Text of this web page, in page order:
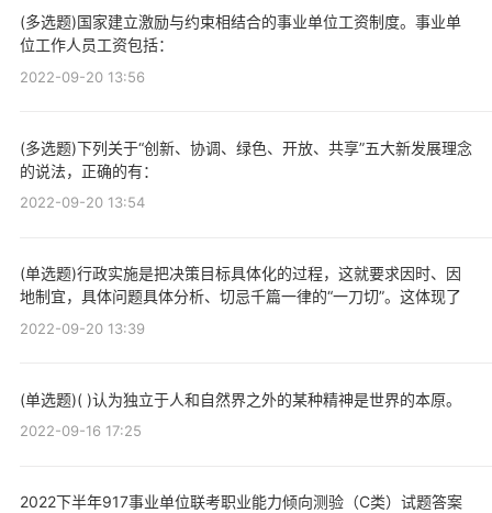
(多选题)国家建立激励与约束相结合的事业单位工资制度。事业单
位工作人员工资包括：
2022-09-20 13:56
(多选题)下列关于“创新、协调、绿色、开放、共享”五大新发展理念
的说法，正确的有：
2022-09-20 13:54
(单选题)行政实施是把决策目标具体化的过程，这就要求因时、因
地制宜，具体问题具体分析、切忌千篇一律的“一刀切”。这体现了
2022-09-20 13:39
(单选题)( )认为独立于人和自然界之外的某种精神是世界的本原。
2022-09-16 17:25
2022下半年917事业单位联考职业能力倾向测验（C类）试题答案